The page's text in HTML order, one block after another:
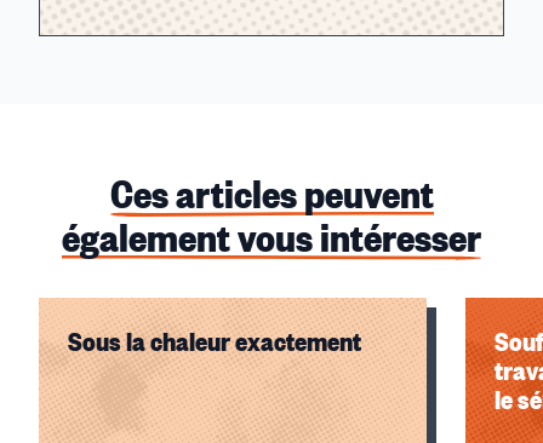
Ces articles peuvent
également vous intéresser
Sous la chaleur exactement
le